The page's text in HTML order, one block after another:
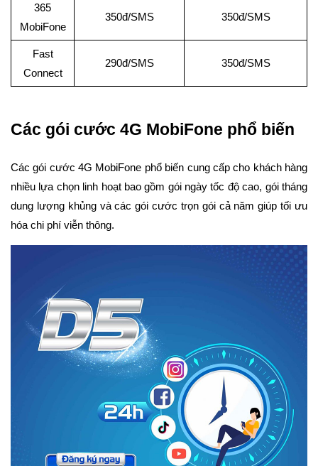
365
MobiFone
350đ/SMS 350đ/SMS
Fast
Connect
290đ/SMS 350đ/SMS
Các gói cước 4G MobiFone phổ biến
Các gói cước 4G MobiFone phổ biến cung cấp cho khách hàng
nhiều lựa chọn linh hoạt bao gồm gói ngày tốc độ cao, gói tháng
dung lượng khủng và các gói cước trọn gói cả năm giúp tối ưu
hóa chi phí viễn thông.